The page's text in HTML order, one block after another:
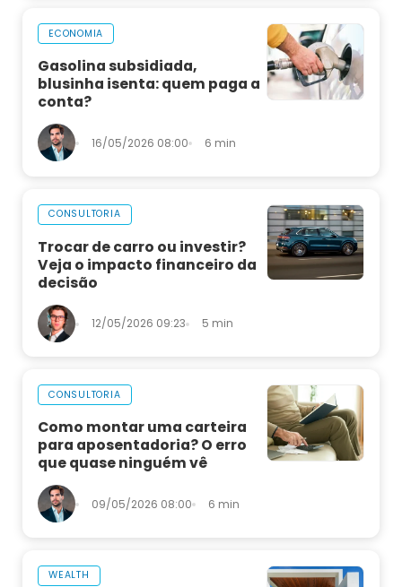
ECONOMIA
Gasolina subsidiada,
blusinha isenta: quem paga a
conta?
16/05/2026 08:00 6 min
CONSULTORIA
Trocar de carro ou investir?
Veja o impacto financeiro da
decisão
12/05/2026 09:23 5 min
CONSULTORIA
Como montar uma carteira
para aposentadoria? O erro
que quase ninguém vê
09/05/2026 08:00 6 min
WEALTH